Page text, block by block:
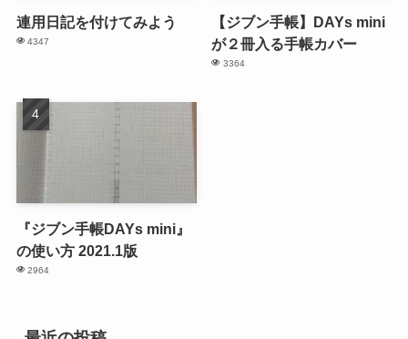
連用日記を付けてみよう
4347
【ジブン手帳】DAYs mini
が２冊入る手帳カバー
3364
『ジブン手帳DAYs mini』
の使い方 2021.1版
2964